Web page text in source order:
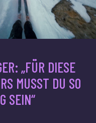
„FÜR DIESE
MUSST DU SO
SEIN“